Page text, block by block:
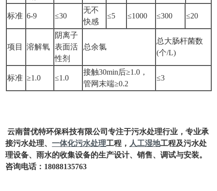
标准 6-9 ≤30
无不
快感
≤5 ≤1000 ≤300 ≤20
项目 溶解氧
阴离子
表面活
性剂
总余氯
总大肠杆菌数
(个/L)
标准 ≥1.0 ≤1.0
接触30min后≥1.0，
管网末端≥0.2
≤3
云南普优特环保科技有限公司专注于污水处理行业，专业承
接污水处理、一体化污水处理工程， 人工湿地工程及污水处
理设备、雨水的收集设备的生产设计、销售、调试与安装。
咨询电话：18088135763